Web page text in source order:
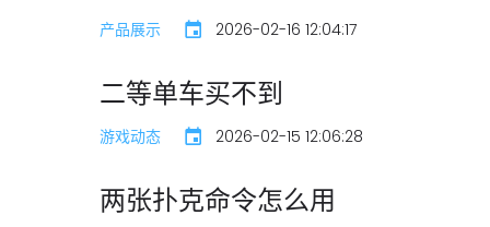
产品展示 2026-02-16 12:04:17
二等单车买不到
游戏动态 2026-02-15 12:06:28
两张扑克命令怎么用